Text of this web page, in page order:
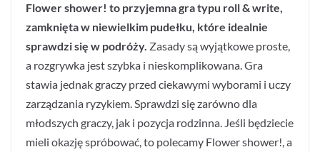
Flower shower! to przyjemna gra typu roll & write,
zamknięta w niewielkim pudełku, które idealnie
sprawdzi się w podróży. Zasady są wyjątkowe proste,
a rozgrywka jest szybka i nieskomplikowana. Gra
stawia jednak graczy przed ciekawymi wyborami i uczy
zarządzania ryzykiem. Sprawdzi się zarówno dla
młodszych graczy, jak i pozycja rodzinna. Jeśli będziecie
mieli okazję spróbować, to polecamy Flower shower!, a